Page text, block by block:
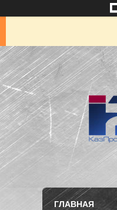
ГЛАВНАЯ